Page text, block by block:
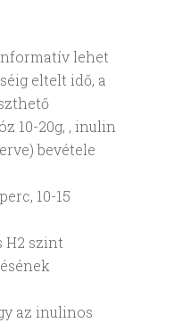
lehet
eltelt idő, a
10-20g, , inulin
bevétele
10-15
H2 szint
az inulinos